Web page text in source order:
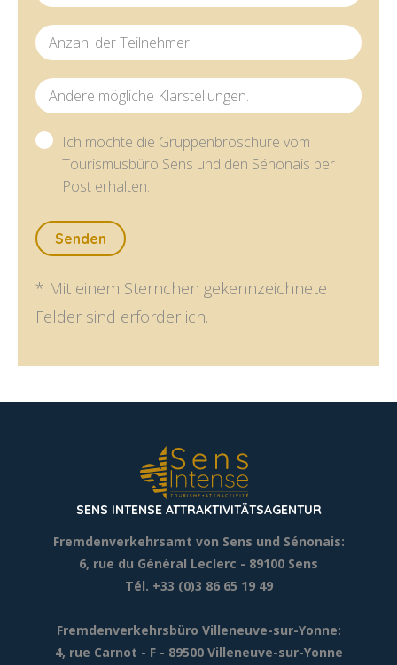
Anzahl der Teilnehmer
Andere mögliche Klarstellungen.
Ich möchte die Gruppenbroschüre vom
Tourismusbüro Sens und den Sénonais per
Post erhalten.
Senden
* Mit einem Sternchen gekennzeichnete
Felder sind erforderlich.
SENS INTENSE ATTRAKTIVITÄTSAGENTUR
Fremdenverkehrsamt von Sens und Sénonais:
6, rue du Général Leclerc - 89100 Sens
Tél. +33 (0)3 86 65 19 49
Fremdenverkehrsbüro Villeneuve-sur-Yonne:
4, rue Carnot - F - 89500 Villeneuve-sur-Yonne